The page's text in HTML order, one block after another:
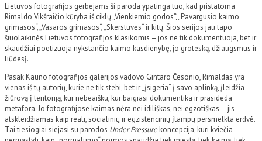
Lietuvos fotografijos gerbėjams ši paroda ypatinga tuo, kad pristatoma
Rimaldo Vikšraičio kūryba iš ciklų „Vienkiemio godos“, „Pavargusio kaimo
grimasos“, „Vasaros grimasos“, „Skerstuvės“ ir kitų. Šios serijos jau tapo
šiuolaikinės Lietuvos fotografijos klasikomis – jos ne tik dokumentuoja, bet ir
skaudžiai poetizuoja nykstančio kaimo kasdienybę, jo groteską, džiaugsmus ir
liūdesį.
Pasak Kauno fotografijos galerijos vadovo Gintaro Česonio, Rimaldas yra
vienas iš tų autorių, kurie ne tik stebi, bet ir „įsigeria“ į savo aplinką, įleidžia
žiūrovą į teritoriją, kur nebeaišku, kur baigiasi dokumentika ir prasideda
metafora. Jo fotografijose kaimas nėra nei idiliškas, nei egzotiškas – jis
atskleidžiamas kaip reali, socialinių ir egzistencinių įtampų persmelkta erdvė.
Tai tiesiogiai siejasi su parodos Under Pressurekoncepcija, kuri kviečia